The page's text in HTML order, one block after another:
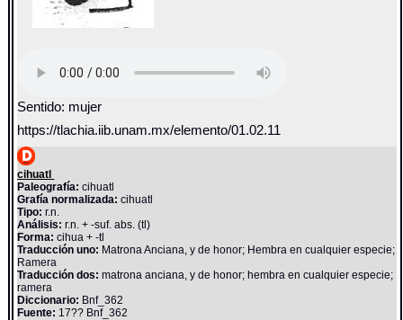
Sentido: mujer
https://tlachia.iib.unam.mx/elemento/01.02.11
cihuatl
Paleografía: cihuatl
Grafía normalizada: cihuatl
Tipo: r.n.
Análisis: r.n. + -suf. abs. (tl)
Forma: cihua + -tl
Traducción uno: Matrona Anciana, y de honor; Hembra en cualquier especie;
Ramera
Traducción dos: matrona anciana, y de honor; hembra en cualquier especie;
ramera
Diccionario: Bnf_362
Fuente: 17?? Bnf_362